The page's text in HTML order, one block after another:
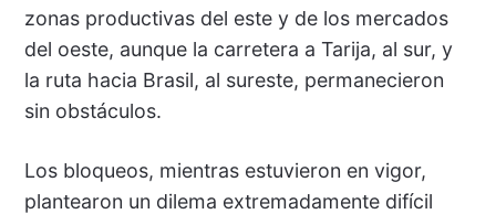
zonas productivas del este y de los mercados
del oeste, aunque la carretera a Tarija, al sur, y
la ruta hacia Brasil, al sureste, permanecieron
sin obstáculos.
Los bloqueos, mientras estuvieron en vigor,
plantearon un dilema extremadamente difícil